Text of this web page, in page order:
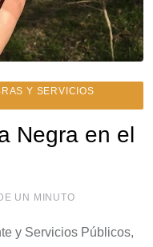
Y SERVICIOS
Negra en el
UN MINUTO
y Servicios Públicos,